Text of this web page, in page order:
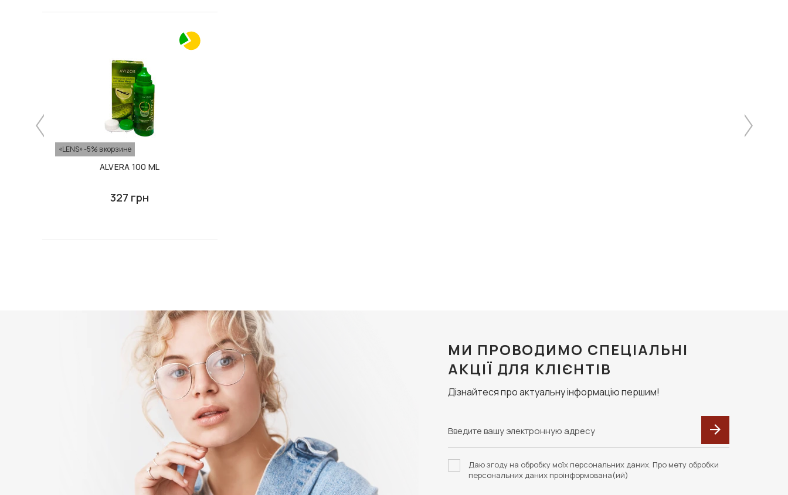
«LENS» -5% в корзине
ALVERA 100 ML
327 грн
МИ ПРОВОДИМО СПЕЦІАЛЬНІ
АКЦІЇ ДЛЯ КЛІЄНТІВ
Дізнайтеся про актуальну інформацію першим!
Даю згоду на обробку моїх персональних даних. Про мету обробки
персональних даних проінформована(ий)